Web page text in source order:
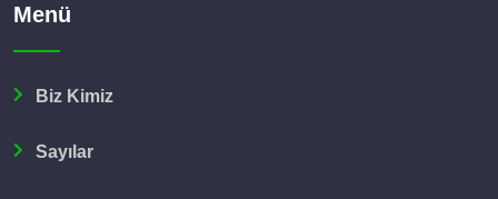
Menü
Biz Kimiz
Sayılar